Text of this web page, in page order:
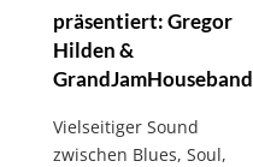
präsentiert: Gregor
Hilden &
GrandJamHouseband
Vielseitiger Sound
zwischen Blues, Soul,